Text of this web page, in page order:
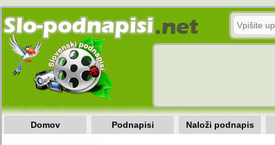
Domov Podnapisi Naloži podnapis